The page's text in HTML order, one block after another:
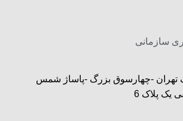
سازمانی
تهران -چهارسوق بزرگ -پاساژ شمس
یک پلاک 6